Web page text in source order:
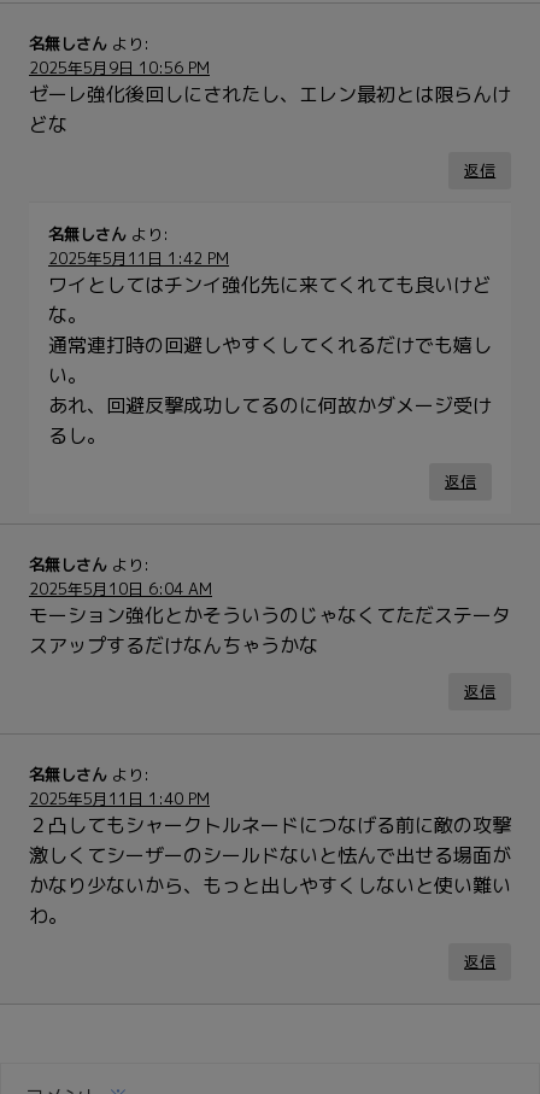
名無しさん より:
2025年5月9日 10:56 PM
ゼーレ強化後回しにされたし、エレン最初とは限らんけ
どな
返信
名無しさん より:
2025年5月11日 1:42 PM
ワイとしてはチンイ強化先に来てくれても良いけど
な。
通常連打時の回避しやすくしてくれるだけでも嬉し
い。
あれ、回避反撃成功してるのに何故かダメージ受け
るし。
返信
名無しさん より:
2025年5月10日 6:04 AM
モーション強化とかそういうのじゃなくてただステータ
スアップするだけなんちゃうかな
返信
名無しさん より:
2025年5月11日 1:40 PM
２凸してもシャークトルネードにつなげる前に敵の攻撃
激しくてシーザーのシールドないと怯んで出せる場面が
かなり少ないから、もっと出しやすくしないと使い難い
わ。
返信